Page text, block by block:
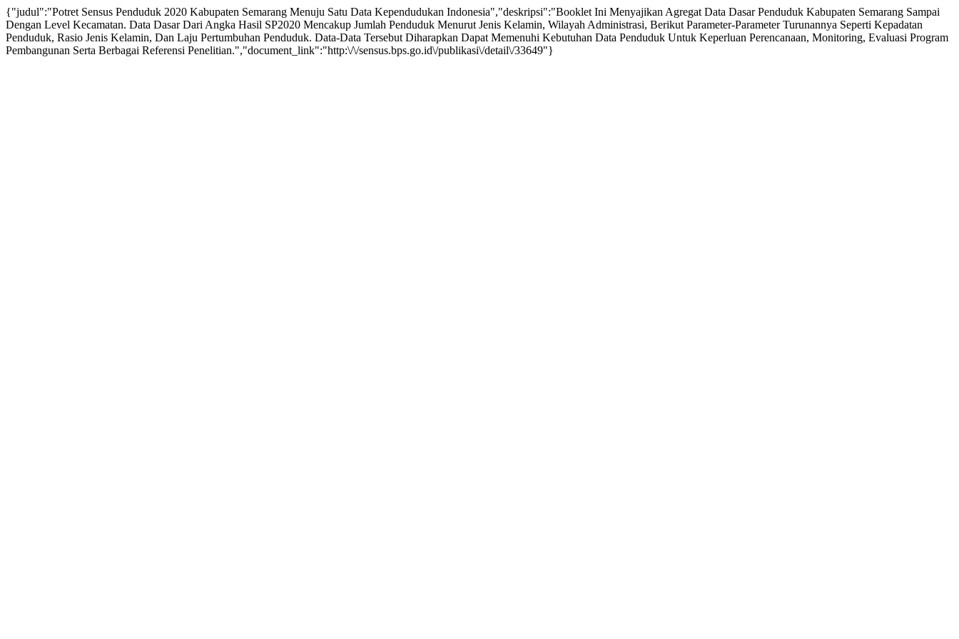
{"judul":"Potret Sensus Penduduk 2020 Kabupaten Semarang Menuju Satu Data Kependudukan Indonesia","deskripsi":"Booklet Ini Menyajikan Agregat Data Dasar Penduduk Kabupaten Semarang Sampai
Dengan Level Kecamatan. Data Dasar Dari Angka Hasil SP2020 Mencakup Jumlah Penduduk Menurut Jenis Kelamin, Wilayah Administrasi, Berikut Parameter-Parameter Turunannya Seperti Kepadatan
Penduduk, Rasio Jenis Kelamin, Dan Laju Pertumbuhan Penduduk. Data-Data Tersebut Diharapkan Dapat Memenuhi Kebutuhan Data Penduduk Untuk Keperluan Perencanaan, Monitoring, Evaluasi Program
Pembangunan Serta Berbagai Referensi Penelitian.","document_link":"http:\/\/sensus.bps.go.id\/publikasi\/detail\/33649"}